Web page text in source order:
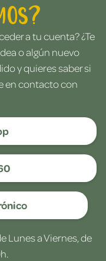
a tu cuenta? ¿Te
o algún nuevo
y quieres saber si
en contacto con
Lunes a Viernes, de